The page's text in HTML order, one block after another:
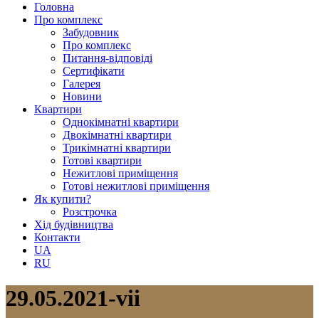
Головна
Про комплекс
Забудовник
Про комплекс
Питання-відповіді
Сертифікати
Галерея
Новини
Квартири
Однокімнатні квартири
Двокімнатні квартири
Трикімнатні квартири
Готові квартири
Нежитлові приміщення
Готові нежитлові приміщення
Як купити?
Розстрочка
Хід будівництва
Контакти
UA
RU
29.05.2021-vii